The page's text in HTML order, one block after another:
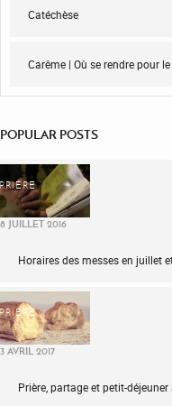
Catéchèse
Carême | Où se rendre pour
POPULAR POSTS
PRIÈRE
8 JUILLET 2016
Horaires des messes en juillet
PRIÈRE
3 AVRIL 2017
Prière, partage et petit-